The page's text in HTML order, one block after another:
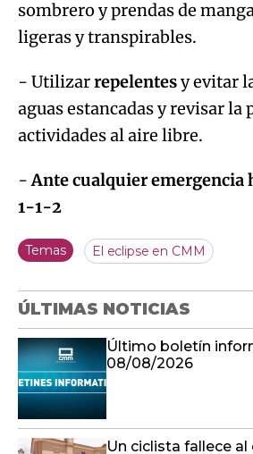
sombrero y prendas de
ligeras y transpirables.
- Utilizarrepelentesy evitar
aguas estancadas y revisar la
actividades al aire libre.
-Ante cualquier emergencia
1-1-2
Temas El eclipse en CMM
ÚLTIMAS NOTICIAS
Último boletín
08/08/2026
Un ciclista fallece al